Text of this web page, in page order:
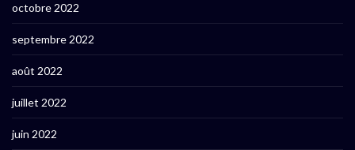
octobre 2022
septembre 2022
août 2022
juillet 2022
juin 2022